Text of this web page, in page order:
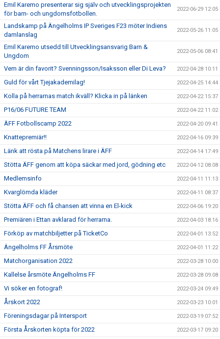
Emil Karemo presenterar sig själv och utvecklingsprojekten
för barn- och ungdomsfotbollen.
2022-06-29 12:05
Landskamp på Ängelholms IP Sveriges F23 möter Indiens
damlanslag
2022-05-26 11:05
Emil Karemo utsedd till Utvecklingsansvarig Barn &
Ungdom
2022-05-06 08:41
Vem är din favorit? Svenningsson/Isaksson eller Di Leva? 2022-04-28 10:11
Guld för vårt Tjejakademilag! 2022-04-25 14:44
Kolla på herrarnas match ikväll? Klicka in på länken 2022-04-22 15:37
P16/06 FUTURE TEAM 2022-04-22 11:02
ÄFF Fotbollscamp 2022 2022-04-20 09:41
Knattepremiär!! 2022-04-16 09:39
Länk att rösta på Matchens lirare i ÄFF 2022-04-14 17:49
Stötta ÄFF genom att köpa säckar med jord, gödning etc 2022-04-12 08:08
Medlemsinfo 2022-04-11 11:13
Kvarglömda kläder 2022-04-11 08:37
Stötta ÄFF och få chansen att vinna en El-kick 2022-04-06 19:20
Premiären i Ettan avklarad för herrarna. 2022-04-03 18:16
Förköp av matchbiljetter på TicketCo 2022-04-01 13:52
Ängelholms FF Årsmöte 2022-04-01 11:22
Matchorganisation 2022 2022-03-28 10:00
Kallelse årsmöte Ängelholms FF 2022-03-28 09:08
Vi söker en fotograf! 2022-03-24 09:49
Årskort 2022 2022-03-23 10:01
Föreningsdagar på Intersport 2022-03-19 07:52
Första Årskorten köpta för 2022 2022-03-17 09:20